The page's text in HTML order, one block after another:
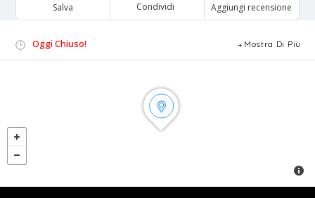
Salva Condividi Aggiungi recensione
Oggi Chiuso! Mostra Di Più